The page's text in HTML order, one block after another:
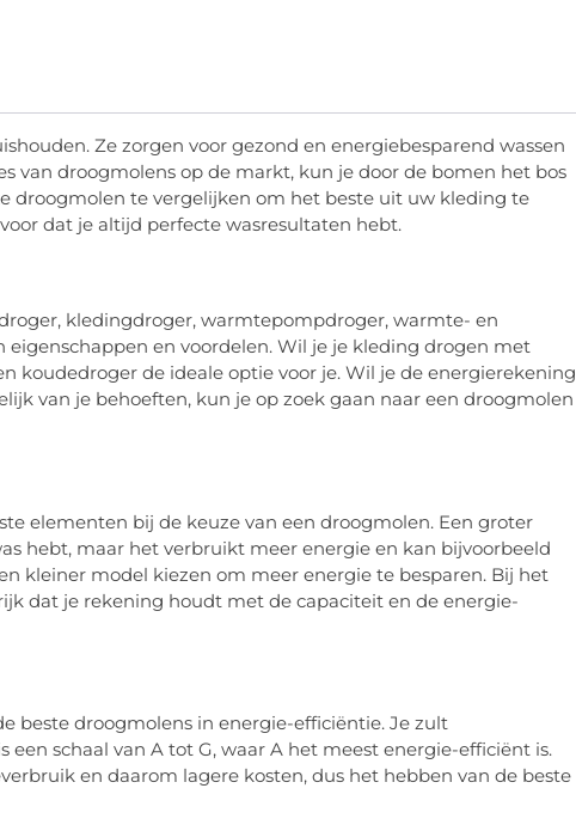
Ze zorgen voor gezond en energiebesparend wassen
van droogmolens op de markt, kun je door de bomen het bos
droogmolen te vergelijken om het beste uit uw kleding te
dat je altijd perfecte wasresultaten hebt.
kledingdroger, warmtepompdroger, warmte- en
en voordelen. Wil je je kleding drogen met
koudedroger de ideale optie voor je. Wil je de energierekening
van je behoeften, kun je op zoek gaan naar een droogmolen
elementen bij de keuze van een droogmolen. Een groter
hebt, maar het verbruikt meer energie en kan bijvoorbeeld
kleiner model kiezen om meer energie te besparen. Bij het
dat je rekening houdt met de capaciteit en de energie-
beste droogmolens in energie-efficiëntie. Je zult
schaal van A tot G, waar A het meest energie-efficiënt is.
en daarom lagere kosten, dus het hebben van de beste